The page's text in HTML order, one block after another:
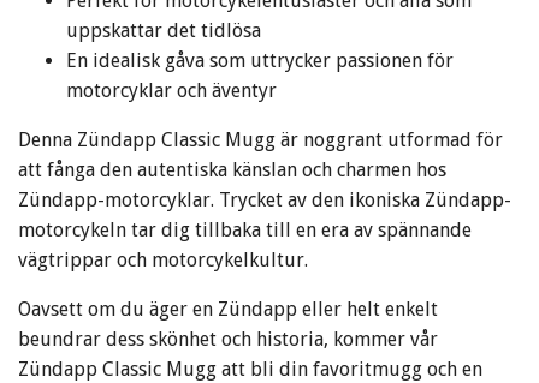
uppskattar det tidlösa
En idealisk gåva som uttrycker passionen för
motorcyklar och äventyr
Denna Zündapp Classic Mugg är noggrant utformad för
att fånga den autentiska känslan och charmen hos
Zündapp-motorcyklar. Trycket av den ikoniska Zündapp-
motorcykeln tar dig tillbaka till en era av spännande
vägtrippar och motorcykelkultur.
Oavsett om du äger en Zündapp eller helt enkelt
beundrar dess skönhet och historia, kommer vår
Zündapp Classic Mugg att bli din favoritmugg och en